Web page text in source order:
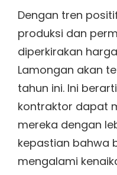
Dengan tren
produksi dan
diperkirakan
Lamongan akan
tahun ini. Ini
kontraktor dapat
mereka dengan
kepastian bahwa
mengalami